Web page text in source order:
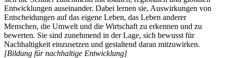
Entwicklungen auseinander. Dabei lernen sie, Auswirkungen von
Entscheidungen auf das eigene Leben, das Leben anderer
Menschen, die Umwelt und die Wirtschaft zu erkennen und zu
bewerten. Sie sind zunehmend in der Lage, sich bewusst für
Nachhaltigkeit einzusetzen und gestaltend daran mitzuwirken.
[Bildung für nachhaltige Entwicklung]